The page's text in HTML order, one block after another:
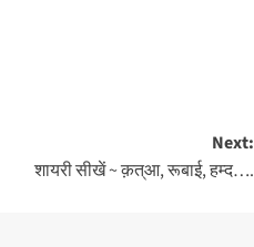
Next:
शायरी सीखें ~ क़त्आ, रूबाई, हम्द….